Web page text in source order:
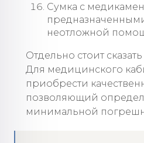
Сумка с
неотложной
Отдельно стоит
Для медицинского
приобрести
позволяющий
минимальной